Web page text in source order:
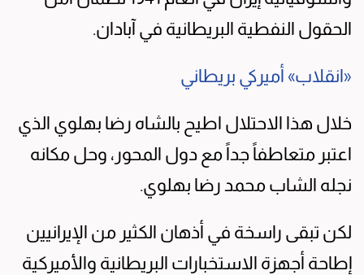
الحقول النفطية البريطانية في آبادان.
«انقلاب» أميركي بريطاني
خلال هذا الاحتلال اطيح بالشاه رضا بهلوي الذي
اعتبر متعاطفاً جداً مع دول المحور، وحل مكانه
نجله الشاب محمد رضا بهلوي.
لكن تبقى راسخة في أذهان الكثير من الإيرانيين
إطاحة أجهزة الاستخبارات البريطانية والأميركية